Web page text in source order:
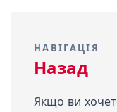
НАВІГАЦІЯ
Назад
Якщо ви